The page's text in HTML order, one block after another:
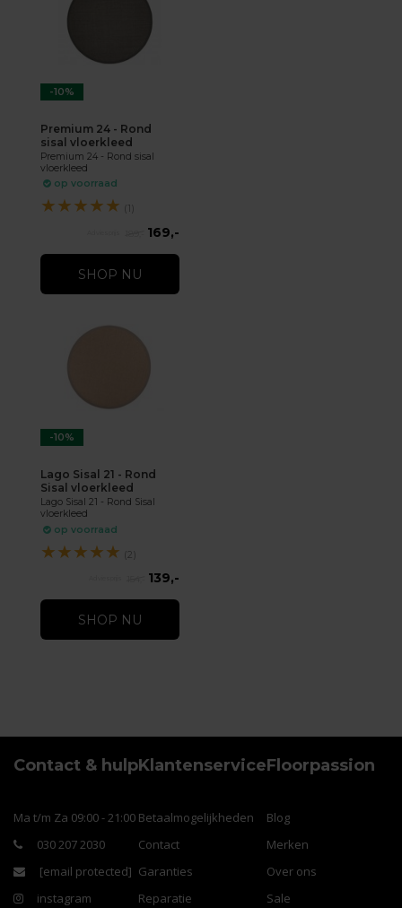
-10%
Premium 24 - Rond
sisal vloerkleed
Premium 24 - Rond sisal
vloerkleed
op voorraad
★★★★★ (1)
169,-
SHOP NU
-10%
Lago Sisal 21 - Rond
Sisal vloerkleed
Lago Sisal 21 - Rond Sisal
vloerkleed
op voorraad
★★★★★ (2)
139,-
SHOP NU
Contact & hulp
Ma t/m Za 09:00 - 21:00
030 207 2030
[email protected]
instagram
Klantenservice
Betaalmogelijkheden
Contact
Garanties
Reparatie
Floorpassion
Blog
Merken
Over ons
Sale